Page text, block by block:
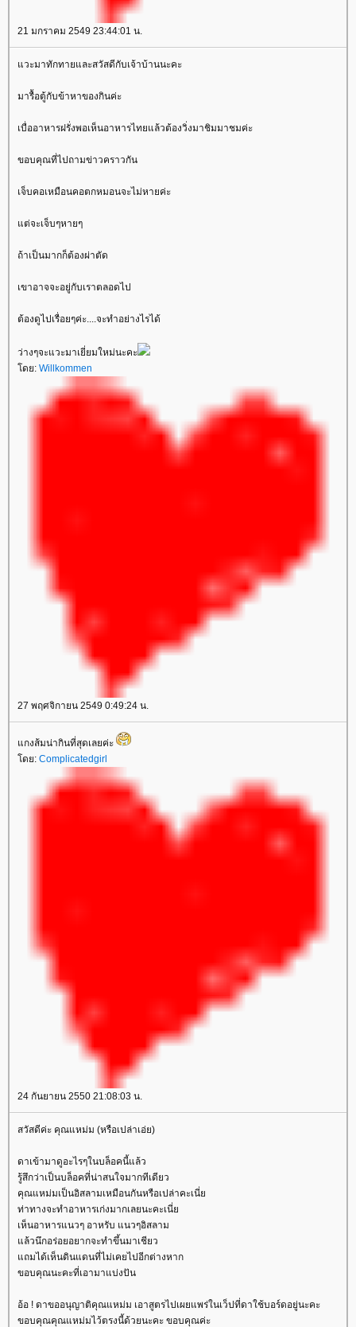
21 มกราคม 2549 23:44:01 น.
วะมาทักทายและสวัสดีกับเจ้าบ้านนะคะ
มารื้อตู้กับข้าหาของกินค่ะ
เบื่ออาหารฝรั่งพอเห็นอาหารไทยแล้วต้องวิ่งมาชิมมาชมค่ะ
ขอบคุณที่ไปถามข่าวคราวกัน
เจ็บคอเหมือนคอตกหมอนจะไม่หายค่ะ
ต่จะเจ็บๆหายๆ
ถ้าเป็นมากก็ต้องผ่าตัด
เขาอาจจะอยู่กับเราตลอดไป
ต้องดูไปเรื่อยๆค่ะ....จะทำอย่างไรได้
ว่างๆจะแวะมาเยี่ยมใหม่นะคะ
ดย: Willkommen
27 พฤศจิกายน 2549 0:49:24 น.
กงส้มน่ากินที่สุดเลยค่ะ
ดย: Complicatedgirl
24 กันยายน 2550 21:08:03 น.
สวัสดีค่ะ คุณแหม่ม (หรือเปล่าเอ่ย)
ดาเข้ามาดูอะไรๆในบล็อคนี้แล้ว
รู้สึกว่าเป็นบล็อคที่น่าสนใจมากทีเดียว
คุณแหม่มเป็นอิสลามเหมือนกันหรือเปล่าคะเนี่
ท่าทางจะทำอาหารเก่งมากเลยนะคะเนี่
เห็นอาหารแนวๆ อาหรับ แนวๆอิสลาม
ล้วนึกอร่อยอยากจะทำขึ้นมาเชียว
ถมได้เห็นดินแดนที่ไม่เคยไปอีกต่างหาก
ขอบคุณนะคะที่เอามาแบ่งปัน
อ้อ ! ดาขออนุญาติคุณแหม่ม เอาสูตรไปเผยแพร่ในเว็ปที่ดาใช้บอร์ดอยู่นะคะ
ขอบคุณคุณแหม่มไว้ตรงนี้ด้วยนะคะ ขอบคุณค่ะ